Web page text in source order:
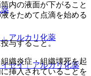
アルカリ化薬
セイ」アルカリ化薬
内の液面が下がること
をためて点滴を始める
与すること。
織炎症・組織壊死を起
挿入されていることを